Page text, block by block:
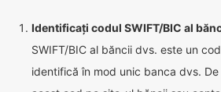
Identificați codul SWIFT/BIC al
SWIFT/BIC al băncii dvs. este un
identifică în mod unic banca dvs.